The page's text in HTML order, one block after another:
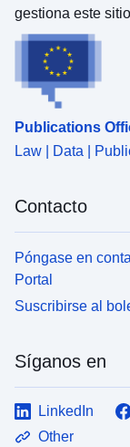
gestiona este
Publications
Law | Data |
Contacto
Póngase en
Portal
Suscribirse al
Síganos en
LinkedIn
Other